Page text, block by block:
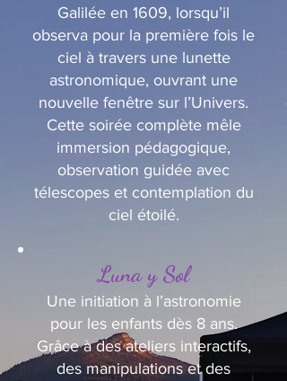
Galilée en 1609, lorsqu’il
observa pour la première fois le
ciel à travers une lunette
astronomique, ouvrant une
nouvelle fenêtre sur l’Univers.
Cette soirée complète mêle
immersion pédagogique,
observation guidée avec
télescopes et contemplation du
ciel étoilé.
Luna y Sol
Une initiation à l’astronomie
pour les enfants dès 8 ans.
Grâce à des ateliers interactifs,
des manipulations et des